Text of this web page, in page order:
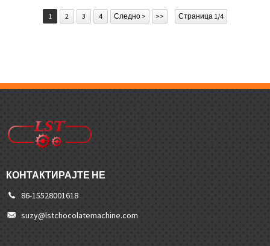
1 2 3 4 Следно > >> Страница 1/4
КОНТАКТИРАЈТЕ НЕ
86-15528001618
suzy@lstchocolatemachine.com